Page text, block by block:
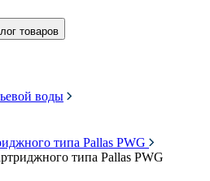
товаров
воды
типа Pallas PWG
типа Pallas PWG